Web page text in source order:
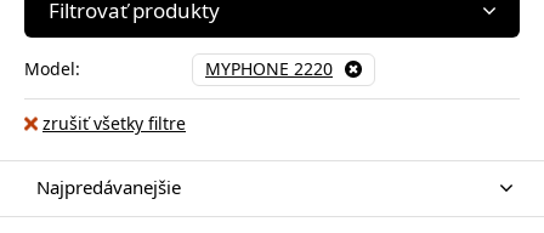
Filtrovať produkty
Model: MYPHONE 2220
zrušiť všetky filtre
Najpredávanejšie